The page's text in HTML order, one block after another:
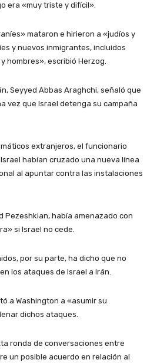
era «muy triste y difícil».
mataron e hirieron a «judíos y
y nuevos inmigrantes, incluidos
hombres», escribió Herzog.
Seyyed Abbas Araghchi, señaló que
vez que Israel detenga su campaña
extranjeros, el funcionario
habían cruzado una nueva línea
al apuntar contra las instalaciones
Pezeshkian, había amenazado con
si Israel no cede.
por su parte, ha dicho que no
los ataques de Israel a Irán.
a Washington a «asumir su
dichos ataques.
ronda de conversaciones entre
un posible acuerdo en relación al